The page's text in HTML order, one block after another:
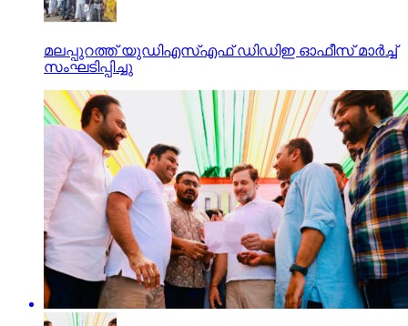
മലപ്പുറത്ത് യുഡിഎസ്എഫ് ഡിഡിഇ ഓഫീസ് മാര്‍ച്ച്
സംഘടിപ്പിച്ചു